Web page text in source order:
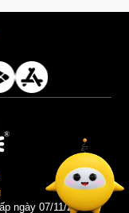
ngày 07/11/2025 |